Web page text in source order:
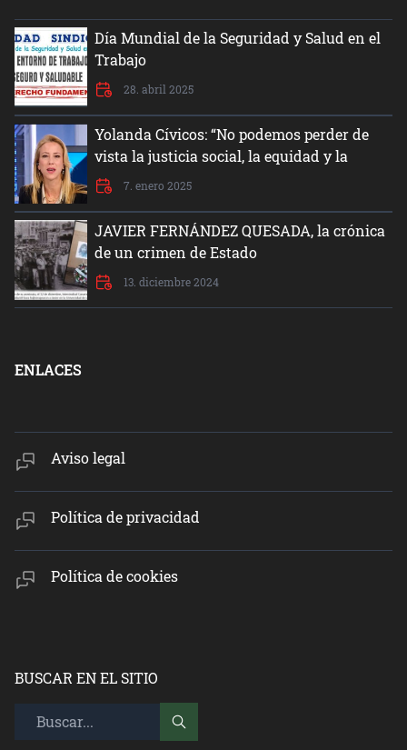
Día Mundial de la Seguridad y Salud en el
Trabajo
28. abril 2025
Yolanda Cívicos: “No podemos perder de
vista la justicia social, la equidad y la
dignidad del ser humano”
7. enero 2025
JAVIER FERNÁNDEZ QUESADA, la crónica
de un crimen de Estado
13. diciembre 2024
ENLACES
Aviso legal
Política de privacidad
Política de cookies
BUSCAR EN EL SITIO